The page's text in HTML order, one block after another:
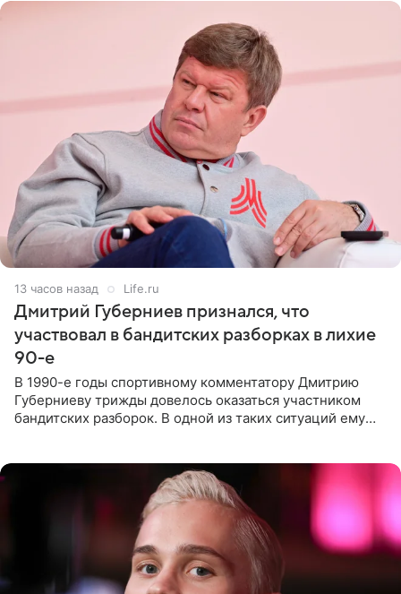
13 часов назад Life.ru
Дмитрий Губерниев признался, что
участвовал в бандитских разборках в лихие
90-е
В 1990-е годы спортивному комментатору Дмитрию
Губерниеву трижды довелось оказаться участником
бандитских разборок. В одной из таких ситуаций ему